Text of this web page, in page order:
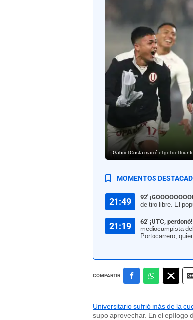
Gabriel Costa marcó el gol del
MOMENTOS
21:49 92'
de tiro libre. El
21:19 62' ¡UTC, perdonó!
mediocampista
Portocarrero,
COMPARTIR
Universitario sufrió más de la
supo aprovechar. En el epílogo